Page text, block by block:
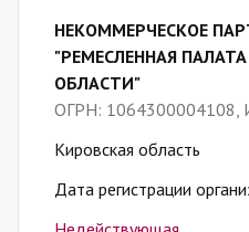
НЕКОММЕРЧЕСКОЕ
"РЕМЕСЛЕННАЯ
ОБЛАСТИ"
ОГРН: 1064300004108,
Кировская область
Дата регистрации